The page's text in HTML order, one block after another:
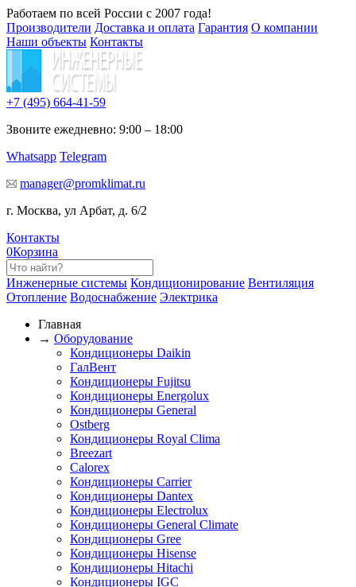
Работаем по всей России с 2007 года!
Производители Доставка и оплата Гарантия О компании
Наши объекты Контакты
+7 (495) 664-41-59
Звоните ежедневно: 9:00 – 18:00
Whatsapp Telegram
manager@promklimat.ru
г. Москва, ул Арбат, д. 6/2
Контакты
0Корзина
Инженерные системы Кондиционирование Вентиляция
Отопление Водоснабжение Электрика
Главная
→ Оборудование
Кондиционеры Daikin
ГалВент
Кондиционеры Fujitsu
Кондиционеры Energolux
Кондиционеры General
Ostberg
Кондиционеры Royal Clima
Breezart
Calorex
Кондиционеры Carrier
Кондиционеры Dantex
Кондиционеры Electrolux
Кондиционеры General Climate
Кондиционеры Gree
Кондиционеры Hisense
Кондиционеры Hitachi
Кондиционеры IGC